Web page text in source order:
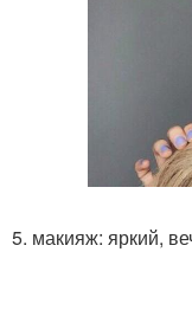
5. макияж: яркий,